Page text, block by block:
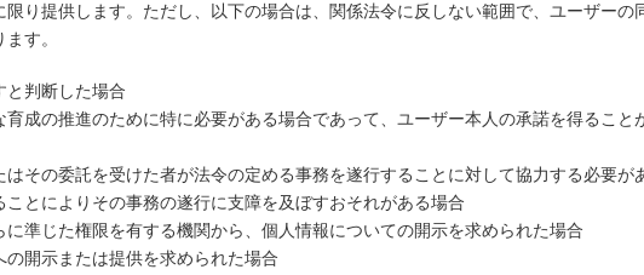
り提供します。ただし、以下の場合は、関係法令に反しない範囲で、ユーザーの
す。
と判断した場合
成の推進のために特に必要がある場合であって、ユーザー本人の承諾を得ること
その委託を受けた者が法令の定める事務を遂行することに対して協力する必要が
とによりその事務の遂行に支障を及ぼすおそれがある場合
準じた権限を有する機関から、個人情報についての開示を求められた場合
開示または提供を求められた場合